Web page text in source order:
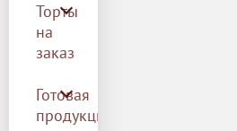
Торты
на
заказ
Готовая
продукция